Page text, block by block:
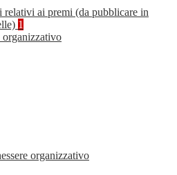
relativi ai premi (da pubblicare in
1
organizzativo
organizzativo